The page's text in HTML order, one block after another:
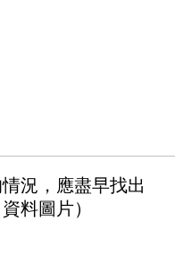
況，應盡早找出
料圖片）